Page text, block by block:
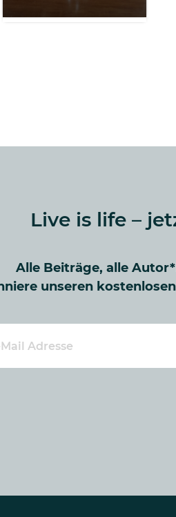
Live is life –
Alle Beiträge, alle
unseren